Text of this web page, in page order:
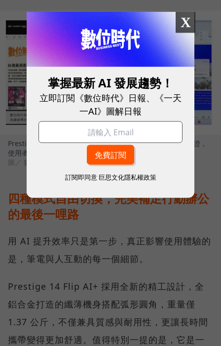
Prestige 14 Flip AI+完美符合 Windows Copilot+ PC 架構認證，
使用者可解鎖多項雲端無法執行的關鍵功能
圖／ 數位時代
四種模式自由切換，完美補足行動辦公
的最後一哩路
用 AI 提升效率只是第一步，真正影響使用體驗的
是，筆電與人互動的每一個細節。
Prestige 14 Flip AI+ 採用全新的精工設計，全
鋁合金打造的纖薄機身搭配弧形圓角，重量僅
1.37 公斤，不僅兼具質感與耐用性，更讓長時間
攜帶變得更加舒適。值得特別一提的是，它是一
X
掌握最新 AI 發展趨勢！
立即訂閱《數位時代》日報、《一天
一AI》圖解日報
訂閱即同意 巨思文化隱私權政策